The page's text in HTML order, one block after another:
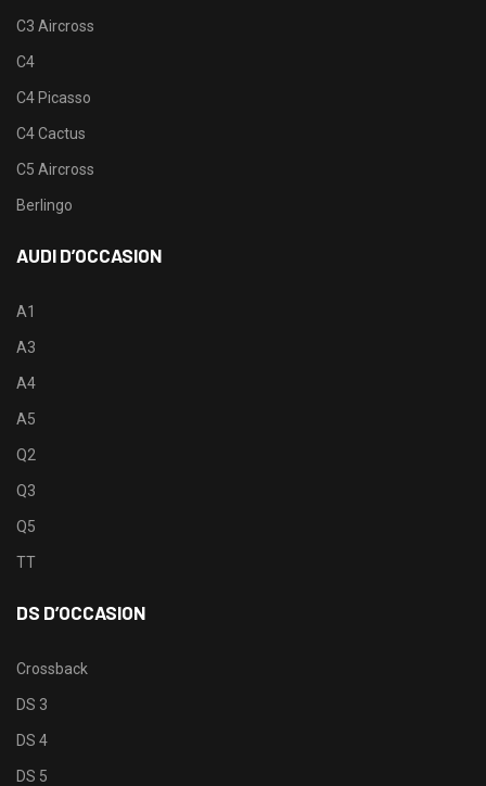
C3 Aircross
C4
C4 Picasso
C4 Cactus
C5 Aircross
Berlingo
AUDI D’OCCASION
A1
A3
A4
A5
Q2
Q3
Q5
TT
DS D’OCCASION
Crossback
DS 3
DS 4
DS 5